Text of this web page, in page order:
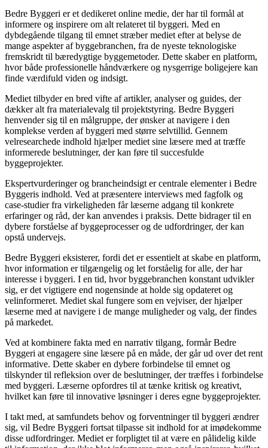
Bedre Byggeri er et dedikeret online medie, der har til formål at
informere og inspirere om alt relateret til byggeri. Med en
dybdegående tilgang til emnet stræber mediet efter at belyse de
mange aspekter af byggebranchen, fra de nyeste teknologiske
fremskridt til bæredygtige byggemetoder. Dette skaber en platform,
hvor både professionelle håndværkere og nysgerrige boligejere kan
finde værdifuld viden og indsigt.
Mediet tilbyder en bred vifte af artikler, analyser og guides, der
dækker alt fra materialevalg til projektstyring. Bedre Byggeri
henvender sig til en målgruppe, der ønsker at navigere i den
komplekse verden af byggeri med større selvtillid. Gennem
velresearchede indhold hjælper mediet sine læsere med at træffe
informerede beslutninger, der kan føre til succesfulde
byggeprojekter.
Ekspertvurderinger og brancheindsigt er centrale elementer i Bedre
Byggeris indhold. Ved at præsentere interviews med fagfolk og
case-studier fra virkeligheden får læserne adgang til konkrete
erfaringer og råd, der kan anvendes i praksis. Dette bidrager til en
dybere forståelse af byggeprocesser og de udfordringer, der kan
opstå undervejs.
Bedre Byggeri eksisterer, fordi det er essentielt at skabe en platform,
hvor information er tilgængelig og let forståelig for alle, der har
interesse i byggeri. I en tid, hvor byggebranchen konstant udvikler
sig, er det vigtigere end nogensinde at holde sig opdateret og
velinformeret. Mediet skal fungere som en vejviser, der hjælper
læserne med at navigere i de mange muligheder og valg, der findes
på markedet.
Ved at kombinere fakta med en narrativ tilgang, formår Bedre
Byggeri at engagere sine læsere på en måde, der går ud over det rent
informative. Dette skaber en dybere forbindelse til emnet og
tilskynder til refleksion over de beslutninger, der træffes i forbindelse
med byggeri. Læserne opfordres til at tænke kritisk og kreativt,
hvilket kan føre til innovative løsninger i deres egne byggeprojekter.
I takt med, at samfundets behov og forventninger til byggeri ændrer
sig, vil Bedre Byggeri fortsat tilpasse sit indhold for at imødekomme
disse udfordringer. Mediet er forpligtet til at være en pålidelig kilde